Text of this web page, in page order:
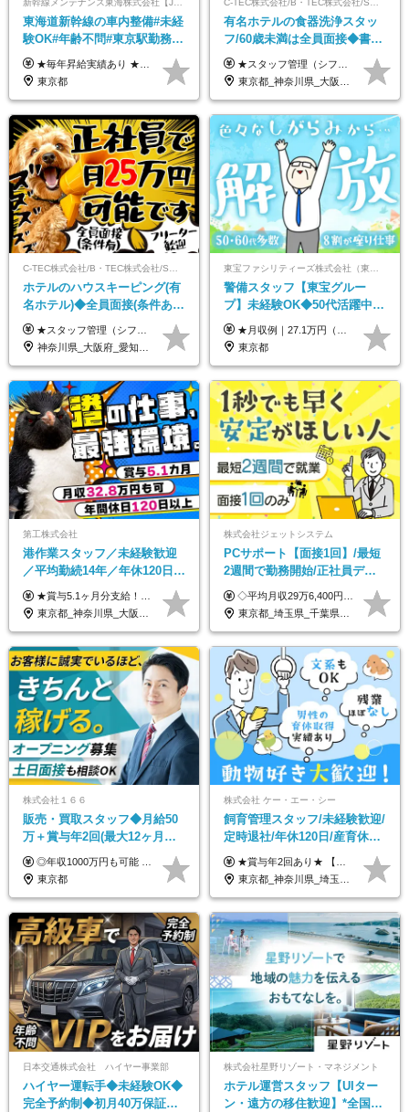
東海道新幹線の車内整備#未経
験OK#年齢不問#東京駅勤務
#59歳まで正社員登用可＆登用
実績多数！
★毎年昇給実績あり ★入社3年で430万円も可(正社員登用された場合) ■入社時月収例：25万2840円(1万2040円×21日)＋賞与支給実績有（年2回・2025年度） 日給1万2040円 ※別途「超過勤務手当、祝繁手当、特殊手当」の支給有 ※試用期間中（2ヶ月）の待遇・雇用形態に差異はございません
東京都
有名ホテルの食器洗浄スタッ
フ/60歳未満は全員面接◆書類
選考なし◆ブランクOK◆月25
万～ ◆40～50代活躍
★スタッフ管理（シフト調整など）の経験があれば【月給28万円以上】 ★賞与支給実績：基本給の2ヶ月分～3ヶ月分 ＝＝ライフスタイルに合わせて働き方を選べます＝＝ ■正社員 ＜未経験者＞月給25万円～35万円＋賞与年2回 ＜経験者＞月給28万円～35万円＋賞与年2回 ※経験やスキルに応じて決定します ※残業代全額支給 ※試用期間（3ヶ月間）中の雇用形態や待遇に差異はありません ※正社員の場合、転勤の可能性あり ■契約社員 月給22万円～＋残業代全額支給 ※契約社員の場合、賞与の支給および転勤の可能性はありません ※勤務時間や勤務日数の希望があればご相談に応じます ※試用期間なし ※契約の更新 有(勤務状況により判断する) 更新上限 有(通算契約期間の上限 1年/更新回数の上限 なし)
東京都_神奈川県_大阪府_愛知県_北海道_京都府_福岡県_沖縄県
ホテルのハウスキーピング(有
名ホテル)◆全員面接(条件あ
り)◆未経験OK◆リゾート地
も選べる◆月25万円
★スタッフ管理（シフト調整など）の経験があれば【月給28万円以上】 ★賞与支給実績：基本給の2ヶ月分～3ヶ月分 ＝＝ライフスタイルに合わせて働き方を選べます＝＝ ■正社員 ＜未経験者＞月給25万円(寮なしの場合)～35万円＋賞与年2回 ＜経験者＞月給28万円～35万円＋賞与年2回 ※寮をご利用の場合は月給22万円～ ※経験やスキルに応じて決定します ※残業代全額支給 ※試用期間（3ヶ月間）中の雇用形態や待遇に差異はありません ※正社員の場合、転勤の可能性あり ■契約社員 月給22万円～＋残業代全額支給 ※契約社員の場合、賞与の支給および転勤の可能性はありません ※勤務時間や勤務日数の希望があればご相談に応じます ※試用期間なし ※契約の更新 有(勤務状況により判断する) 更新上限 有(通算契約期間の上限 1年/更新回数の上限 なし)
神奈川県_大阪府_愛知県_北海道_兵庫県_京都府_広島県_福岡県_大分県_宮崎県_鹿児島県_沖縄県
警備スタッフ【東宝グルー
プ】未経験OK◆50代活躍中
◆1勤務で2日分休み◆8割が座
り仕事◆賞与年2回
★月収例｜27.1万円（月給+残業代2.4万円+資格手当0.2万円+家族手当0.85万円） ★賞与年2回＆充実した手当あり！ ■月給23万6,500円～＋賞与年2回＋各種手当 ┗月給には職務手当19,500円、調整手当15,000円、住宅手当18,500円、契約社員手当1,500円を含みます ※試用期間4ヶ月(期間中の給与・待遇の差異はありません) ━━━━━━━━━━ 各種手当も充実！ ━━━━━━━━━━ ★家族手当 ★役付手当 ★資格手当 ★年末年始勤務手当 ★交通費支給（月5万円以内／6ヶ月分の定期代を支給） ★残業・深夜残業手当（全額支給） ━━━━━━━━━━ 給与支給日は毎月25日です ━━━━━━━━━━ 例：1月1日付入社の場合 1月25日に基本給+変動しない手当を支給 2月25日に前月分の残業手当など変動する手当を支給
東京都
第工株式会社
港作業スタッフ／未経験歓迎
／平均勤続14年／年休120日以
上／食事手当・家族手当あり
／賞与5.1ヶ月分
★賞与5.1ヶ月分支給！ ★入社3年目・30代で年収730万円の先輩も活躍中！ ★入社1年目・20代で月収29万円の実績あり 月給：22.5万円～30.5万円＋各種手当＋賞与年2回＋残業代全額支給 ※経験・能力などを考慮のうえ決定します ※上記月給には食事手当(5000円／月）を含みます ※残業代は分単位で100％支給いたします ※試用期間3ヶ月。その間の給与・待遇に差異はありません 【月収例】 ◆33.5万円／31歳 入社7か月 ◆38.5万円／32歳 入社1年目 ◆48.4万円／44歳 入社12年目 ※経験・能力などを考慮のうえ決定 ※月収・給与例には休日手当も含みます 【手当詳細】 ◆交通費規定支給（上限3万5000円／月） ◆時間外手当全額支給 ◆休日出勤手当 ◆港湾住宅あり（1R・2万円台～） ◆資格取得支援制度：全額負担 ◆地域手当：関東地区1万円／月
東京都_神奈川県_大阪府_愛知県_兵庫県
株式会社ジェットシステム
PCサポート【面接1回】/最短
2週間で勤務開始/正社員デビ
ュー歓迎/未経験9割以上/社員
寮・住宅手当あり
◇平均月収29万6,400円(各種手当含む) ◇住宅手当⇒最大家賃の半額支給 ◇賞与年2回支給 ■月給22万5,000円以上＋地域手当＋時間外手当＋住宅手当＋家族手当 ※経験やスキルに応じて給与を決定します ※試用期間2ヶ月あり（期間内は時給1,060円以上となります） └地域により上がる可能性があり／例：東京都時給1,370円 └その他待遇に差異なし ＜モデル月収例＞ 1年目：296,400円 3年目：320,000円 【固定残業代について】 なし（残業代は、実際の労働時間に応じて別途全額支給）
東京都_埼玉県_千葉県_愛知県_北海道_群馬県_長野県_富山県_石川県_静岡県_香川県_高知県_熊本県_長崎県_沖縄県
株式会社１６６
販売・買取スタッフ◆月給50
万＋賞与年2回(最大12ヶ月分
支給)◆前職給与保証◆年収
1000万可◆オープニング
◎年収1000万円も可能 ◎複雑な条件やノルマは一切なし！ 頑張った分だけシンプルに還元される給与体系です。 経験者の方には「前職給与保証」をお約束します！ ■月給50万円～80万円（役職手当を含む） ★平均月収：60～70万円程度 ★「〇件以上で支給」といった複雑な条件やノルマの縛りは一切ありません。 お客様に寄り添い、利益が出た分はしっかりとあなたの給与へ還元します！ ※経験・能力を考慮のうえ決定します。 ※試用期間3ヶ月あり。その間の待遇・給与に差異はありません。 ※上記の金額は固定残業代（20時間/5万円～）含んだ金額です。 超過分は別途記載します。
東京都
株式会社 ケー・エー・シー
飼育管理スタッフ/未経験歓迎/
定時退社/年休120日/産育休実
績あり/連休取得OK/賞与年2
回/急募求人
★賞与年2回あり★ 【未経験の方】月給20万7,750円～＋賞与年2回＋残業代全額支給＋交通費支給 【生物系大卒の方】月給21万3,750円～＋賞与年2回＋残業代全額支給＋交通費支給 ★手当が充実★ ・資格手当（実験動物技術者2級：月3,000円、1級：月7,000円） ・家族手当 ・住宅費用補助（転居を伴う転勤の場合：最大5年間支給） ・残業代全額支給 ※入社5年目程度で賞与4.6ヶ月分の支給実績あり ※月給の金額は、能力やスキルを考慮して決定します ※試用期間6ヶ月あり（雇用形態・給与・待遇に差異なし）
東京都_神奈川県_埼玉県_大阪府_愛知県_茨城県_三重県_京都府_佐賀県
日本交通株式会社 ハイヤー事業部
ハイヤー運転手◆未経験OK◆
完全予約制◆初月40万保証◆
株式会社星野リゾート・マネジメント
ホテル運営スタッフ【UIター
ン・遠方の移住歓迎】*全国募